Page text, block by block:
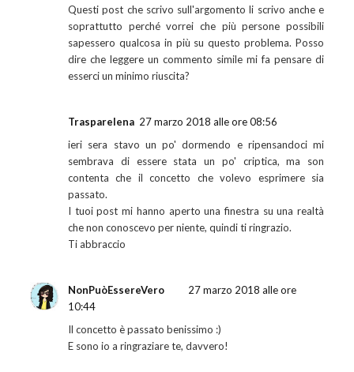
Questi post che scrivo sull'argomento li scrivo anche e
soprattutto perché vorrei che più persone possibili
sapessero qualcosa in più su questo problema. Posso
dire che leggere un commento simile mi fa pensare di
esserci un minimo riuscita?
Trasparelena 27 marzo 2018 alle ore 08:56
ieri sera stavo un po' dormendo e ripensandoci mi
sembrava di essere stata un po' criptica, ma son
contenta che il concetto che volevo esprimere sia
passato.
I tuoi post mi hanno aperto una finestra su una realtà
che non conoscevo per niente, quindi ti ringrazio.
Ti abbraccio
NonPuòEssereVero
27 marzo 2018 alle ore
10:44
Il concetto è passato benissimo :)
E sono io a ringraziare te, davvero!